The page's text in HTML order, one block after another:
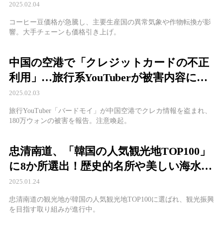
アン転換がコーヒー業界に与える影響と
は？
2025.02.04
コーヒー豆価格が急騰し、主要生産国の異常気象や作物転換が影
響。大手チェーンも価格引き上げ。
中国の空港で「クレジットカードの不正
利用」…旅行系YouTuberが被害内容につ
いて語る
2025.02.03
旅行YouTuber「バードモイ」が中国空港でクレカ情報を盗まれ、
180万ウォンの被害を報告。注意喚起。
忠清南道、「韓国の人気観光地TOP100」
に8か所選出！歴史的名所や美しい海水浴
場が再び注目を浴びる
2025.01.24
忠清南道の観光地が韓国の人気観光地TOP100に選ばれ、観光振興
を目指す取り組みが進行中。